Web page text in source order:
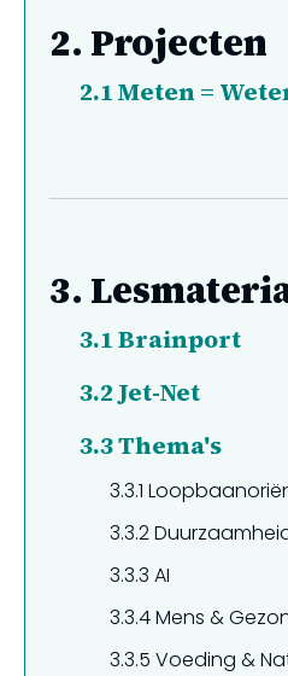
2. Projecten
2.1Meten =
3.
3.1Brainport
3.2Jet-Net
3.3Thema's
3.3.1
3.3.2
3.3.3 AI
3.3.4Mens &
3.3.5 Voeding &